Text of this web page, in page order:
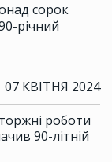
сорок
річний
07 КВІТНЯ 2024
роботи
90-літній